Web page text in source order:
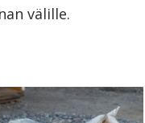
välille.
kuva